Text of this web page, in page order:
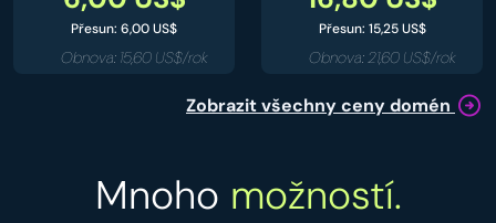
Přesun: 6,00 US$
Obnova: 15,60 US$/rok
Přesun: 15,25 US$
Obnova: 21,60 US$/rok
Zobrazit všechny ceny domén
Mnoho možností.